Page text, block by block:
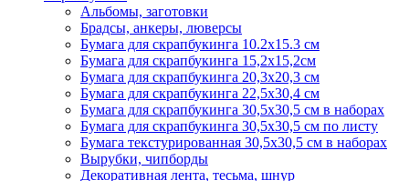
Альбомы, заготовки
Брадсы, анкеры, люверсы
Бумага для скрапбукинга 10.2х15.3 см
Бумага для скрапбукинга 15,2х15,2см
Бумага для скрапбукинга 20,3х20,3 см
Бумага для скрапбукинга 22,5х30,4 см
Бумага для скрапбукинга 30,5х30,5 см в наборах
Бумага для скрапбукинга 30,5х30,5 см по листу
Бумага текстурированная 30,5х30,5 см в наборах
Вырубки, чипборды
Декоративная лента, тесьма, шнур